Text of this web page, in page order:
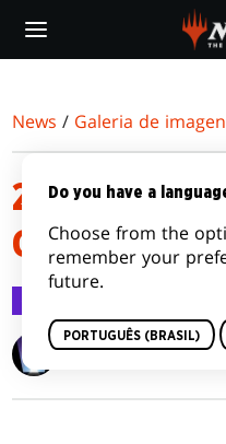
main
News / Galeria de
2013 CORE
GALLERY
Wizards of the
Do you have a
Choose from the
remember your
future.
PORTUGUÊS (BRASIL)